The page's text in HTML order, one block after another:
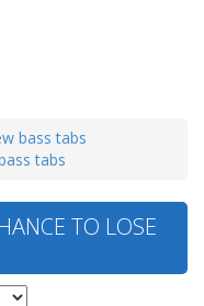
bass tabs
tabs
TO LOSE